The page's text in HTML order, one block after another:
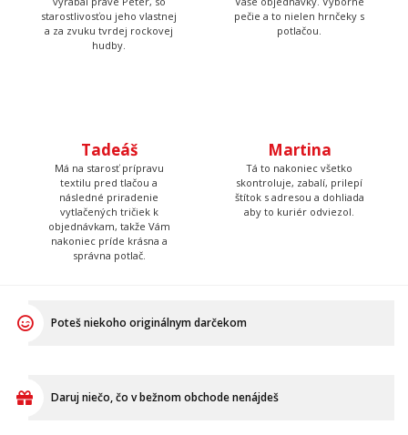
následné priradenie
vytlačených tričiek k
objednávkam, takže Vám
nakoniec príde krásna a
správna potlač.
štítok s adresou a dohliada
aby to kuriér odviezol.